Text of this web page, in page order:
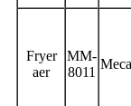
Fryer
aer
MM-
8011